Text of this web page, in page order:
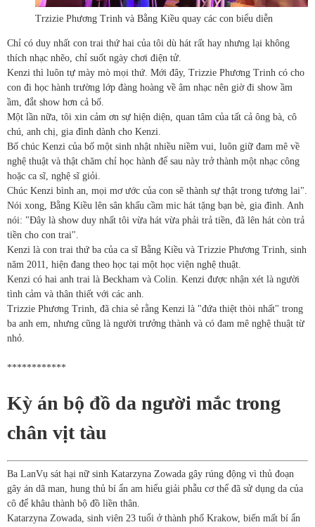
Trzizie Phương Trinh và Bằng Kiều quay các con biểu diễn
Chỉ có duy nhất con trai thứ hai của tôi dù hát rất hay nhưng lại không
thích nhạc nhẽo, chỉ suốt ngày chơi điện tử.
Kenzi thì luôn tự mày mò mọi thứ. Mới đây, Trizzie Phương Trinh có cho
con đi học hành trường lớp đàng hoàng về âm nhạc nên giờ đi show ầm
ầm, đắt show hơn cả bố.
Một lần nữa, tôi xin cảm ơn sự hiện diện, quan tâm của tất cả ông bà, cô
chú, anh chị, gia đình dành cho Kenzi.
Bố chúc Kenzi của bố một sinh nhật nhiều niềm vui, luôn giữ đam mê về
nghệ thuật và thật chăm chỉ học hành để sau này trở thành một nhạc công
hoặc ca sĩ, nghệ sĩ giỏi.
Chúc Kenzi bình an, mọi mơ ước của con sẽ thành sự thật trong tương lai".
Nói xong, Bằng Kiều lên sân khấu cầm mic hát tặng bạn bè, gia đình. Anh
nói: "Đây là show duy nhất tôi vừa hát vừa phải trả tiền, đã lên hát còn trả
tiền cho con trai".
Kenzi là con trai thứ ba của ca sĩ Bằng Kiều và Trizzie Phương Trinh, sinh
năm 2011, hiện đang theo học tại một học viện nghệ thuật.
Kenzi có hai anh trai là Beckham và Colin. Kenzi được nhận xét là người
tình cảm và thân thiết với các anh.
Trizzie Phương Trinh, đã chia sẻ rằng Kenzi là "đứa thiệt thòi nhất" trong
ba anh em, nhưng cũng là người trưởng thành và có đam mê nghệ thuật từ
nhỏ.
************
Kỳ án bộ đồ da người mắc trong
chân vịt tàu
Ba LanVụ sát hại nữ sinh Katarzyna Zowada gây rúng động vì thủ đoạn
gây án dã man, hung thủ bí ẩn am hiểu giải phẫu cơ thể đã sử dụng da của
cô để khâu thành bộ đồ liền thân.
Katarzyna Zowada, sinh viên 23 tuổi ở thành phố Krakow, biến mất bí ẩn